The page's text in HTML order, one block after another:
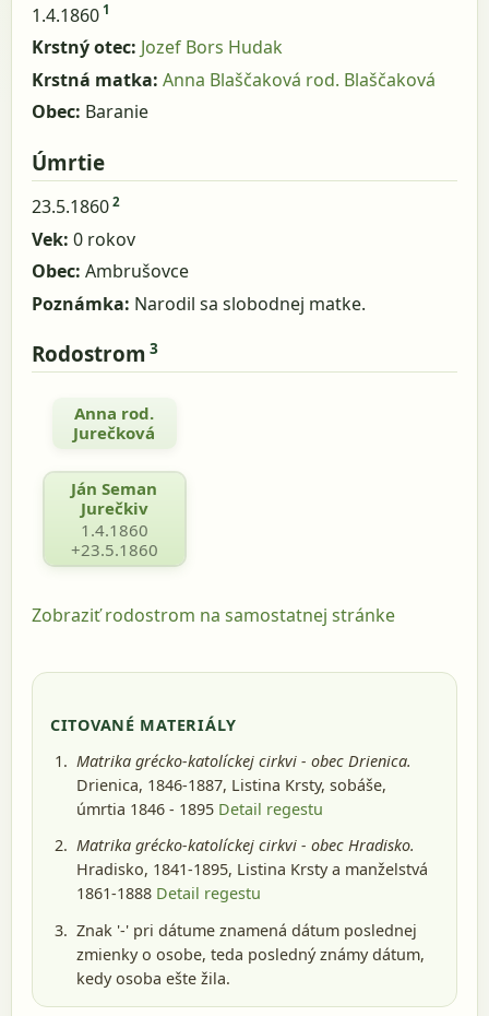
1.4.1860 1
Krstný otec: Jozef Bors Hudak
Krstná matka: Anna Blaščaková rod. Blaščaková
Obec: Baranie
Úmrtie
23.5.1860 2
Vek: 0 rokov
Obec: Ambrušovce
Poznámka: Narodil sa slobodnej matke.
Rodostrom 3
Anna rod.
Jurečková
Ján Seman
Jurečkiv
1.4.1860
+23.5.1860
Zobraziť rodostrom na samostatnej stránke
CITOVANÉ MATERIÁLY
Matrika grécko-katolíckej cirkvi - obec Drienica.
Drienica, 1846-1887, Listina Krsty, sobáše,
úmrtia 1846 - 1895 Detail regestu
Matrika grécko-katolíckej cirkvi - obec Hradisko.
Hradisko, 1841-1895, Listina Krsty a manželstvá
1861-1888 Detail regestu
Znak '-' pri dátume znamená dátum poslednej
zmienky o osobe, teda posledný známy dátum,
kedy osoba ešte žila.